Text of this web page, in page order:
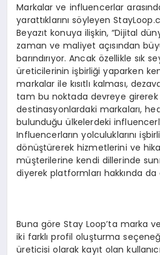
Markalar ve influencerlar
yarattıklarını söyleyen
Beyazıt konuya ilişkin, “Dijital
zaman ve maliyet açısından
barındırıyor. Ancak özellikle sık
üreticilerinin işbirliği yaparken
markalar ile kısıtlı kalması,
tam bu noktada devreye
destinasyonlardaki markaları,
bulunduğu ülkelerdeki
Influencerların yolculuklarını
dönüştürerek hizmetlerini ve
müşterilerine kendi dillerinde
diyerek platformları hakkında da
Buna göre Stay Loop’ta marka
iki farklı profil oluşturma
üreticisi olarak kayıt olan